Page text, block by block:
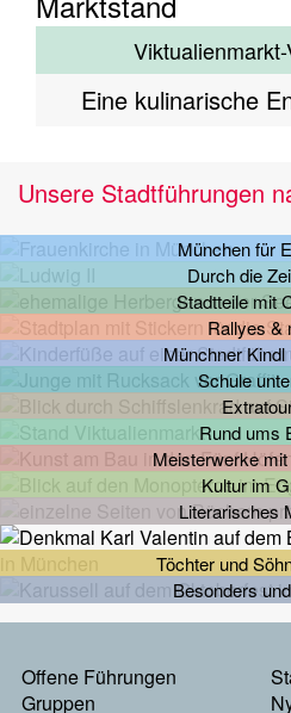
Eine kulinarische
Unsere Stadtführungen
München für
Durch die
Stadtteile mit
Rallyes &
Münchner Kindl
Schule
Rund ums
Meisterwerke
Kultur im
Literarisches
Töchter und
Besonders
Footermenu
Offene Führungen
Gruppen